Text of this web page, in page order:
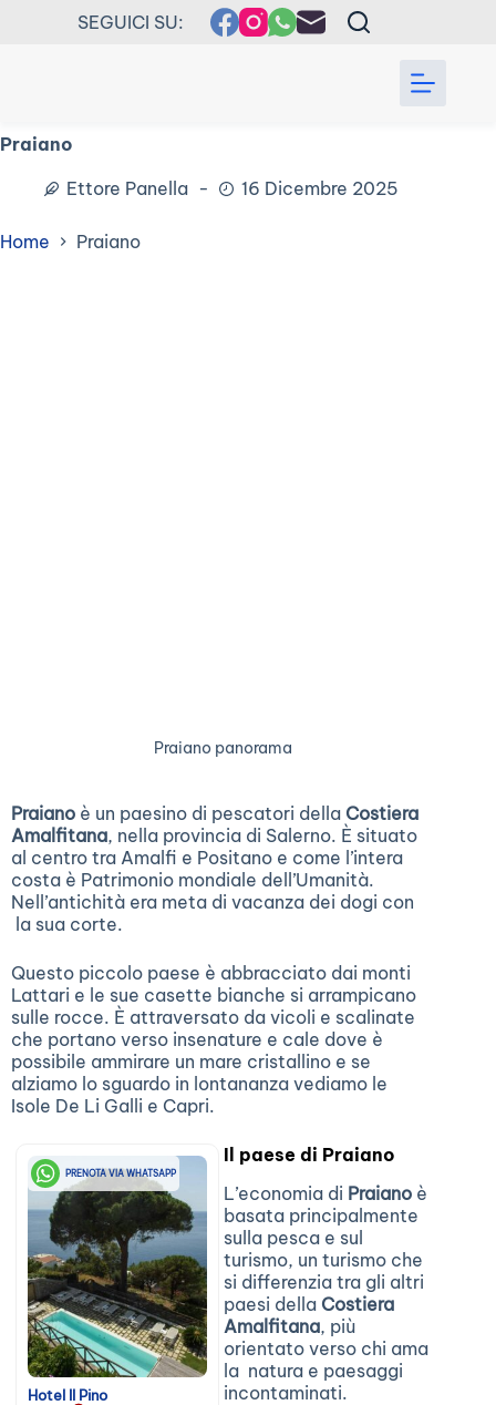
SEGUICI SU:
Praiano
Ettore Panella
16 Dicembre 2025
Home Praiano
Praiano panorama
Praiano è un paesino di pescatori della Costiera
Amalfitana, nella provincia di Salerno. È situato
al centro tra Amalfi e Positano e come l’intera
costa è Patrimonio mondiale dell’Umanità.
Nell’antichità era meta di vacanza dei dogi con
la sua corte.
Questo piccolo paese è abbracciato dai monti
Lattari e le sue casette bianche si arrampicano
sulle rocce. È attraversato da vicoli e scalinate
che portano verso insenature e cale dove è
possibile ammirare un mare cristallino e se
alziamo lo sguardo in lontananza vediamo le
Isole De Li Galli e Capri.
PRENOTA VIA WHATSAPP
Hotel Il Pino
Il paese di Praiano
L’economia di Praianoè
basata principalmente
sulla pesca e sul
turismo, un turismo che
si differenzia tra gli altri
paesi della Costiera
Amalfitana, più
orientato verso chi ama
la natura e paesaggi
incontaminati.